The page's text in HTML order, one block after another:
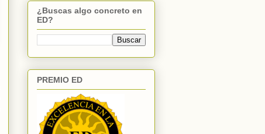
¿Buscas algo concreto en
ED?
PREMIO ED